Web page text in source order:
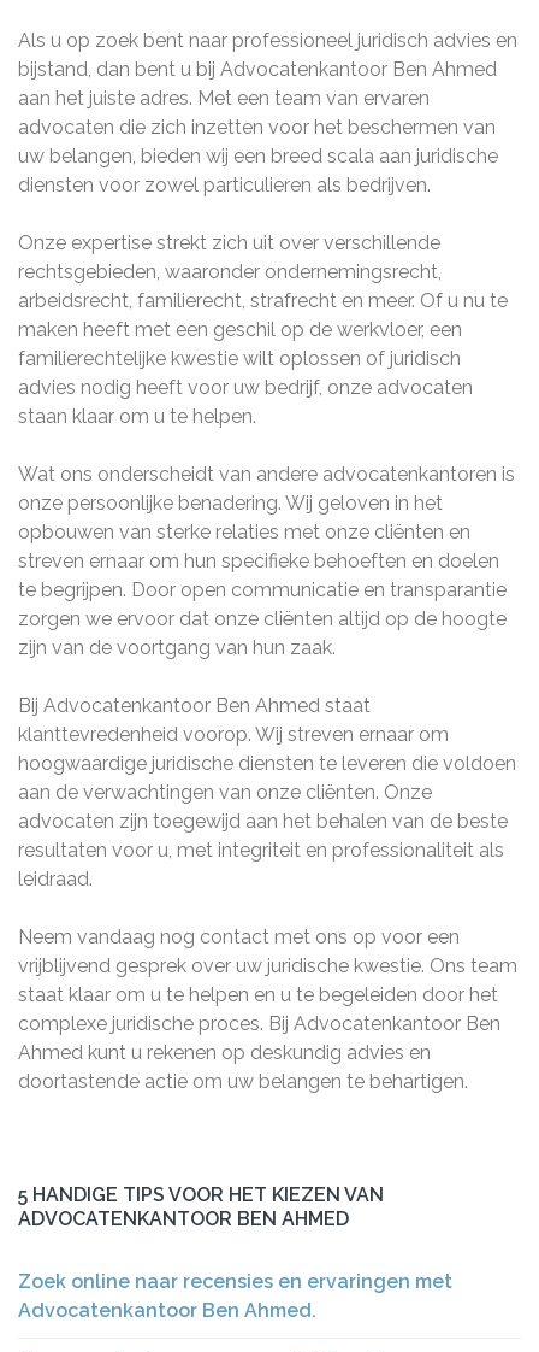
Als u op zoek bent naar professioneel juridisch advies en
bijstand, dan bent u bij Advocatenkantoor Ben Ahmed
aan het juiste adres. Met een team van ervaren
advocaten die zich inzetten voor het beschermen van
uw belangen, bieden wij een breed scala aan juridische
diensten voor zowel particulieren als bedrijven.
Onze expertise strekt zich uit over verschillende
rechtsgebieden, waaronder ondernemingsrecht,
arbeidsrecht, familierecht, strafrecht en meer. Of u nu te
maken heeft met een geschil op de werkvloer, een
familierechtelijke kwestie wilt oplossen of juridisch
advies nodig heeft voor uw bedrijf, onze advocaten
staan klaar om u te helpen.
Wat ons onderscheidt van andere advocatenkantoren is
onze persoonlijke benadering. Wij geloven in het
opbouwen van sterke relaties met onze cliënten en
streven ernaar om hun specifieke behoeften en doelen
te begrijpen. Door open communicatie en transparantie
zorgen we ervoor dat onze cliënten altijd op de hoogte
zijn van de voortgang van hun zaak.
Bij Advocatenkantoor Ben Ahmed staat
klanttevredenheid voorop. Wij streven ernaar om
hoogwaardige juridische diensten te leveren die voldoen
aan de verwachtingen van onze cliënten. Onze
advocaten zijn toegewijd aan het behalen van de beste
resultaten voor u, met integriteit en professionaliteit als
leidraad.
Neem vandaag nog contact met ons op voor een
vrijblijvend gesprek over uw juridische kwestie. Ons team
staat klaar om u te helpen en u te begeleiden door het
complexe juridische proces. Bij Advocatenkantoor Ben
Ahmed kunt u rekenen op deskundig advies en
doortastende actie om uw belangen te behartigen.
5 HANDIGE TIPS VOOR HET KIEZEN VAN
ADVOCATENKANTOOR BEN AHMED
Zoek online naar recensies en ervaringen met
Advocatenkantoor Ben Ahmed.